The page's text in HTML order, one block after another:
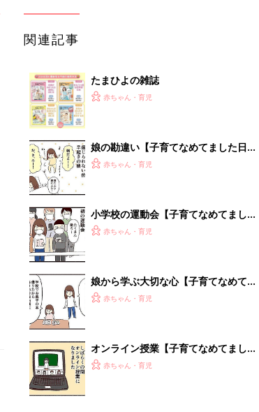
関連記事
たまひよの雑誌
赤ちゃん・育児
娘の勘違い【子育てなめてました日記
#143】
赤ちゃん・育児
小学校の運動会【子育てなめてました
日記#146】
赤ちゃん・育児
娘から学ぶ大切な心【子育てなめてま
した日記#144】
赤ちゃん・育児
オンライン授業【子育てなめてました
日記#136】
赤ちゃん・育児